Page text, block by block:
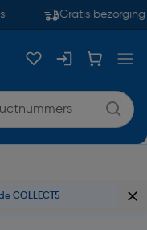
Gratis bezorging
COLLECT5